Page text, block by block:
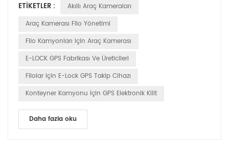
HUABAO Technology, yenilikçi teknolojimiz aracılığıyla her
sürücünün yolculuğunun güvenliğini ve keyfini sağlamaya
ETIKETLER :
Akıllı Araç Kameraları
Araç Kamerası Filo Yönetimi
Filo Kamyonları Için Araç Kamerası
E-LOCK GPS Fabrikası Ve Üreticileri
Filolar Için E-Lock GPS Takip Cihazı
Konteyner Kamyonu İçin GPS Elektronik Kilit
Daha fazla oku